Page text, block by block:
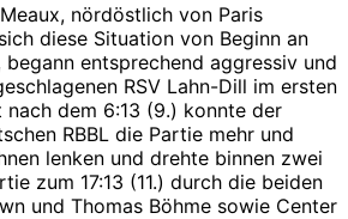
nördöstlich von Paris
diese Situation von Beginn an
entsprechend aggressiv und
RSV Lahn-Dill im ersten
dem 6:13 (9.) konnte der
RBBL die Partie mehr und
lenken und drehte binnen zwei
zum 17:13 (11.) durch die beiden
und Thomas Böhme sowie Center